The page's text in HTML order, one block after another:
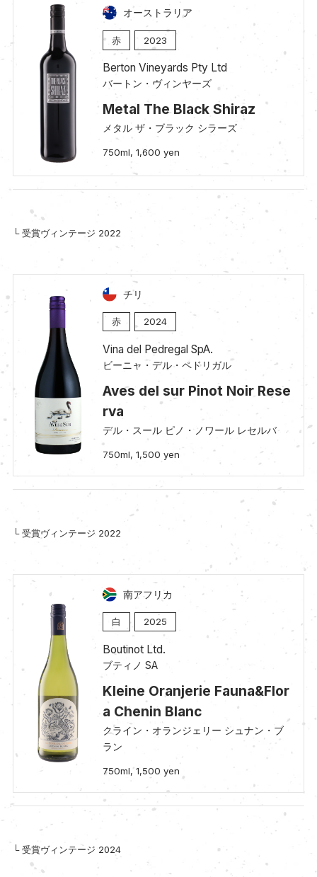
オーストラリア
赤 2023
Berton Vineyards Pty Ltd
バートン・ヴィンヤーズ
Metal The Black Shiraz
メタル ザ・ブラック シラーズ
750ml, 1,600 yen
└ 受賞ヴィンテージ 2022
チリ
赤 2024
Vina del Pedregal SpA.
ビーニャ・デル・ペドリガル
Aves del sur Pinot Noir Rese
rva
デル・スール ピノ・ノワール レセルバ
750ml, 1,500 yen
└ 受賞ヴィンテージ 2022
南アフリカ
白 2025
Boutinot Ltd.
ブティノ SA
Kleine Oranjerie Fauna&Flor
a Chenin Blanc
クライン・オランジェリー シュナン・ブ
ラン
750ml, 1,500 yen
└ 受賞ヴィンテージ 2024